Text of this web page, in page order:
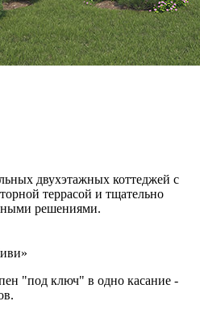
двухэтажных коттеджей с
террасой и тщательно
решениями.
"под ключ" в одно касание -